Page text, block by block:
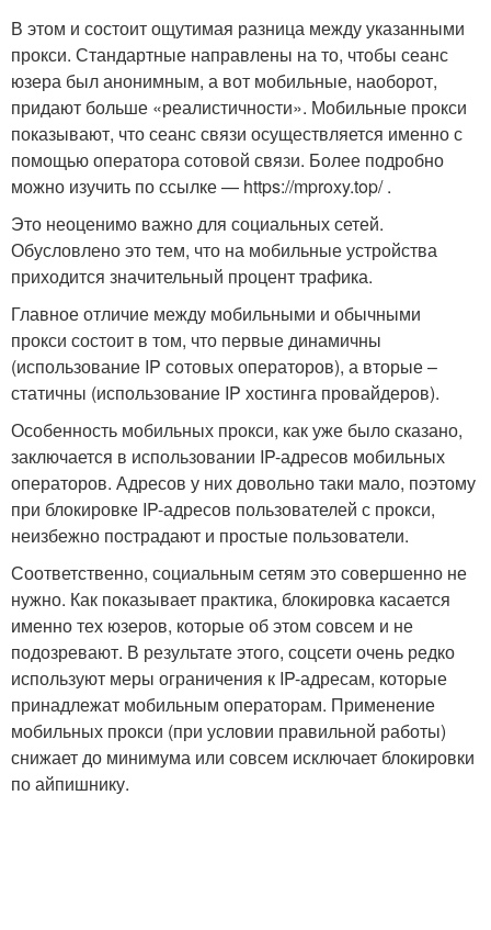
В этом и состоит ощутимая разница между указанными
прокси. Стандартные направлены на то, чтобы сеанс
юзера был анонимным, а вот мобильные, наоборот,
придают больше «реалистичности». Мобильные прокси
показывают, что сеанс связи осуществляется именно с
помощью оператора сотовой связи. Более подробно
можно изучить по ссылке — https://mproxy.top/ .
Это неоценимо важно для социальных сетей.
Обусловлено это тем, что на мобильные устройства
приходится значительный процент трафика.
Главное отличие между мобильными и обычными
прокси состоит в том, что первые динамичны
(использование IP сотовых операторов), а вторые –
статичны (использование IP хостинга провайдеров).
Особенность мобильных прокси, как уже было сказано,
заключается в использовании IP-адресов мобильных
операторов. Адресов у них довольно таки мало, поэтому
при блокировке IP-адресов пользователей с прокси,
неизбежно пострадают и простые пользователи.
Соответственно, социальным сетям это совершенно не
нужно. Как показывает практика, блокировка касается
именно тех юзеров, которые об этом совсем и не
подозревают. В результате этого, соцсети очень редко
используют меры ограничения к IP-адресам, которые
принадлежат мобильным операторам. Применение
мобильных прокси (при условии правильной работы)
снижает до минимума или совсем исключает блокировки
по айпишнику.